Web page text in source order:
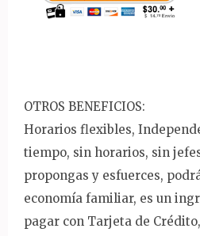
OTROS BENEFICIOS:
Horarios flexibles,
tiempo, sin horarios, sin
propongas y esfuerces,
economía familiar, es un
pagar con Tarjeta de